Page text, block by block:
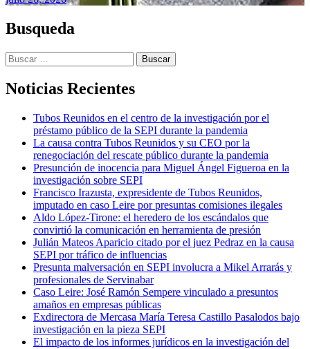
Busqueda
Buscar:
Noticias Recientes
Tubos Reunidos en el centro de la investigación por el
préstamo público de la SEPI durante la pandemia
La causa contra Tubos Reunidos y su CEO por la
renegociación del rescate público durante la pandemia
Presunción de inocencia para Miguel Ángel Figueroa en la
investigación sobre SEPI
Francisco Irazusta, expresidente de Tubos Reunidos,
imputado en caso Leire por presuntas comisiones ilegales
Aldo López-Tirone: el heredero de los escándalos que
convirtió la comunicación en herramienta de presión
Julián Mateos Aparicio citado por el juez Pedraz en la causa
SEPI por tráfico de influencias
Presunta malversación en SEPI involucra a Mikel Arrarás y
profesionales de Servinabar
Caso Leire: José Ramón Sempere vinculado a presuntos
amaños en empresas públicas
Exdirectora de Mercasa María Teresa Castillo Pasalodos bajo
investigación en la pieza SEPI
El impacto de los informes jurídicos en la investigación del